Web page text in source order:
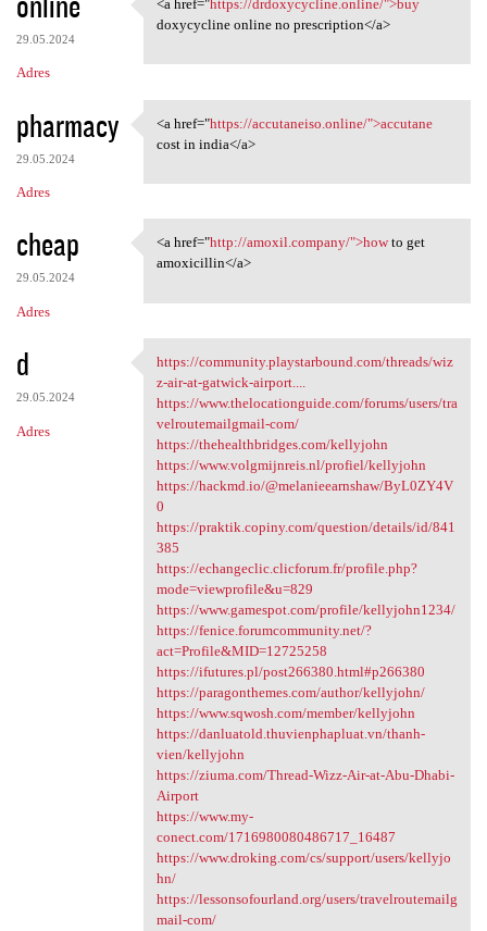
29.05.2024
Adres
<a href="https:/
<a href="https://drdoxycycline.online/">buy
doxycycline online no prescription</a>
pharmacy
29.05.2024
Adres
<a href="https://accutaneiso
<a href="https://accutaneiso.online/">accutane
cost in india</a>
cheap
29.05.2024
Adres
<a href="http://amoxil
<a href="http://amoxil.company/">howto get
amoxicillin</a>
d
29.05.2024
Adres
https://community
https://community.playstarbound.com/threads/wiz
z-air-at-gatwick-airport....
https://www.thelocationguide.com/forums/users/tra
velroutemailgmail-com/
https://thehealthbridges.com/kellyjohn
https://www.volgmijnreis.nl/profiel/kellyjohn
https://hackmd.io/@melanieearnshaw/ByL0ZY4V
0
https://praktik.copiny.com/question/details/id/841
385
https://echangeclic.clicforum.fr/profile.php?
mode=viewprofile&u=829
https://www.gamespot.com/profile/kellyjohn1234/
https://fenice.forumcommunity.net/?
act=Profile&MID=12725258
https://ifutures.pl/post266380.html#p266380
https://paragonthemes.com/author/kellyjohn/
https://www.sqwosh.com/member/kellyjohn
https://danluatold.thuvienphapluat.vn/thanh-
vien/kellyjohn
https://ziuma.com/Thread-Wizz-Air-at-Abu-Dhabi-
Airport
https://www.my-
conect.com/1716980080486717_16487
https://www.droking.com/cs/support/users/kellyjo
hn/
https://lessonsofourland.org/users/travelroutemailg
mail-com/